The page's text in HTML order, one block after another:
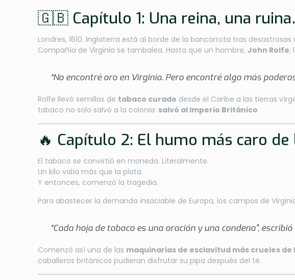
🇬🇧 Capítulo 1: Una reina, una
Londres, 1610. Inglaterra está al borde de la bancarrota tras
Compañía de Virginia se tambalea. Hasta que un hombre,John Rolfe,
“No encontré oro en Virginia. Pero encontré algo más
Rolfe llevó semillas de tabaco curado desde el Caribe a las tierras
tabaco no solo salvó a la colonia: salvó al Imperio Británico.
🔥 Capítulo 2: El humo más caro
El tabaco se convirtió en moneda. Literalmente.
Un kilo valía más que la plata.
Y entonces, comenzó la tragedia.
Para abastecer la demanda insaciable de Europa, los campos de
“Cada hoja de tabaco es una oración y una condena”,
Comenzó así una de las maquinarias de esclavitud más crueles de
caballeros británicos pudieran disfrutar su pipa después del té.